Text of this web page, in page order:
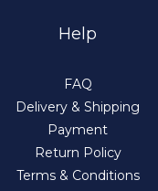
Help
FAQ
Delivery & Shipping
Payment
Return Policy
Terms & Conditions